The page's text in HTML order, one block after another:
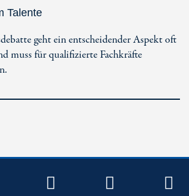
Talente
geht ein entscheidender Aspekt oft
muss für qualifizierte Fachkräfte
FACEBOOKINSTAGRAM